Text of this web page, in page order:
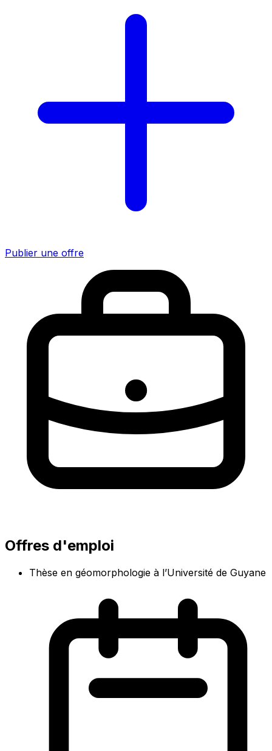
Publier une offre
Offres d'emploi
Thèse en géomorphologie à l’Université de Guyane